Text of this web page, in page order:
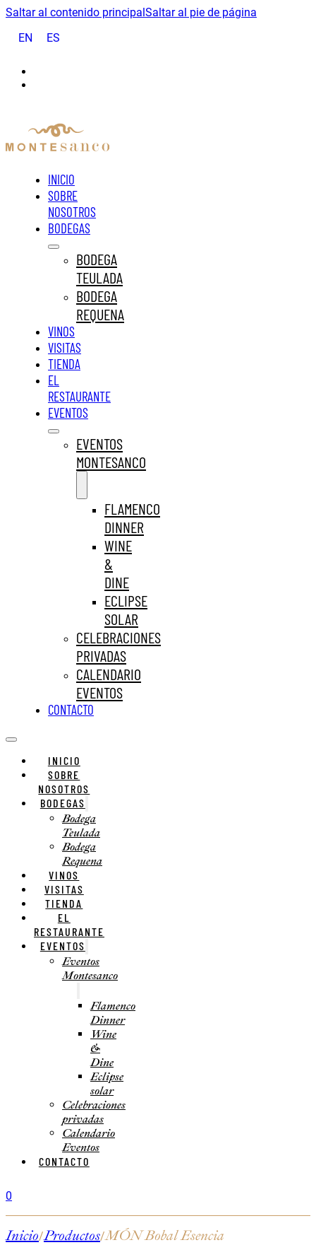
Saltar al contenido principalSaltar al pie de página
EN
ES
INICIO
SOBRE
NOSOTROS
BODEGAS
BODEGA
TEULADA
BODEGA
REQUENA
VINOS
VISITAS
TIENDA
EL
RESTAURANTE
EVENTOS
EVENTOS
MONTESANCO
FLAMENCO
DINNER
WINE
&
DINE
ECLIPSE
SOLAR
CELEBRACIONES
PRIVADAS
CALENDARIO
EVENTOS
CONTACTO
INICIO
SOBRE
NOSOTROS
BODEGAS
Bodega
Teulada
Bodega
Requena
VINOS
VISITAS
TIENDA
EL
RESTAURANTE
EVENTOS
Eventos
Montesanco
Flamenco
Dinner
Wine
&
Dine
Eclipse
solar
Celebraciones
privadas
Calendario
Eventos
CONTACTO
0
Inicio/Productos/MÓN Bobal Esencia